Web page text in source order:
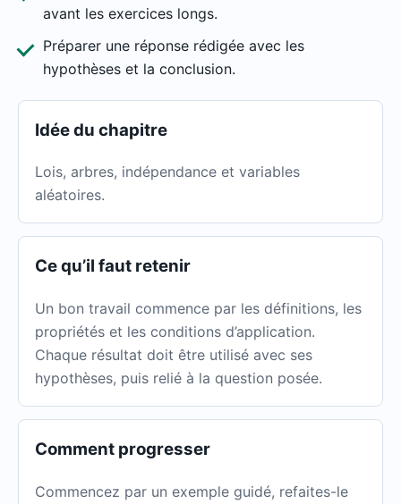
avant les exercices longs.
Préparer une réponse rédigée avec les
hypothèses et la conclusion.
Idée du chapitre
Lois, arbres, indépendance et variables
aléatoires.
Ce qu’il faut retenir
Un bon travail commence par les définitions, les
propriétés et les conditions d’application.
Chaque résultat doit être utilisé avec ses
hypothèses, puis relié à la question posée.
Comment progresser
Commencez par un exemple guidé, refaites-le